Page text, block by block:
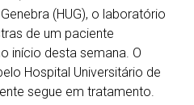
(HUG), o laboratório
de um paciente
início desta semana. O
Hospital Universitário de
segue em tratamento.